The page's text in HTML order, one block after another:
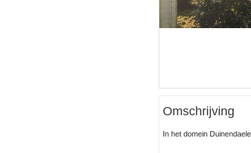
Omschrijving
In het domein